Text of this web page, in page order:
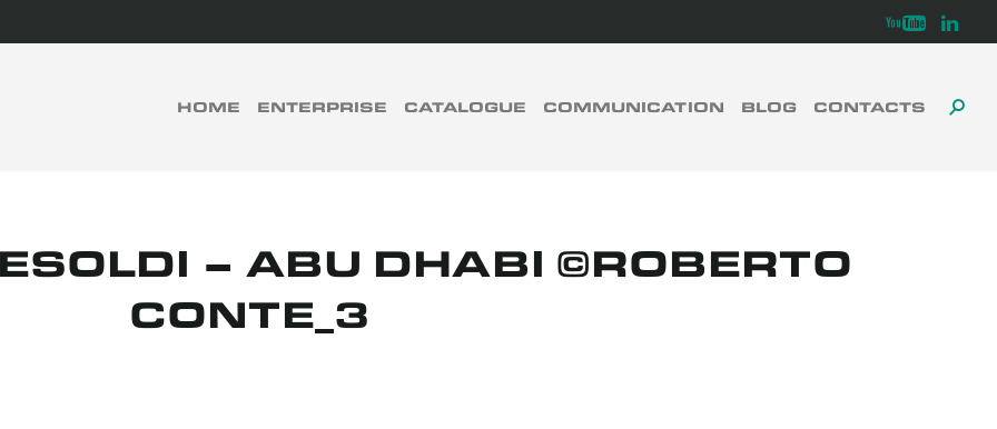
Youtube
HOME ENTERPRISE CATALOGUE COMMUNICATION BLOG CONTACTS
RECHERCHER FERMER
– ABU DHABI ©ROBERTO
CONTE_3